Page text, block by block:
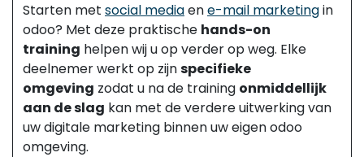
Starten met social mediaene-mail marketingin
odoo? Met deze praktische hands-on
training helpen wij u op verder op weg. Elke
deelnemer werkt op zijnspecifieke
omgeving zodat u na de training onmiddellijk
aan de slag kan met de verdere uitwerking van
uw digitale marketing binnen uw eigen odoo
omgeving.